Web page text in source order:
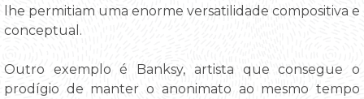
lhe permitiam uma enorme versatilidade compositiva e
conceptual.
Outro exemplo é Banksy, artista que consegue o
prodígio de manter o anonimato ao mesmo tempo